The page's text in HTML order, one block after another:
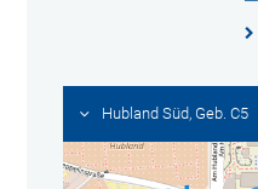
Hubland Süd, Geb. C5